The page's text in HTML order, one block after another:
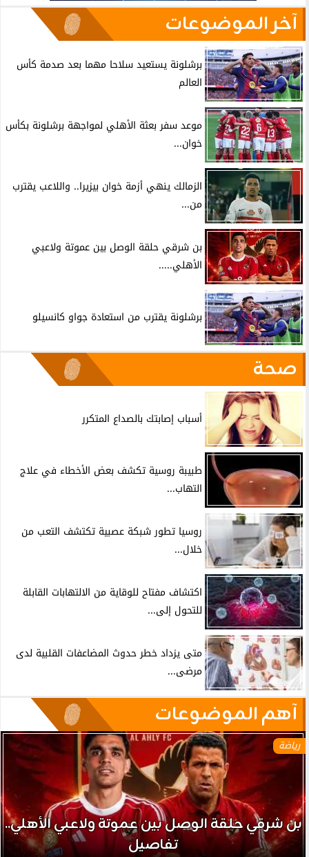
آخر الموضوعات
برشلونة يستعيد سلاحا مهما بعد صدمة كأس
العالم
موعد سفر بعثة الأهلي لمواجهة برشلونة بكأس
خوان...
الزمالك ينهي أزمة خوان بيزيرا.. واللاعب يقترب
من...
بن شرقي حلقة الوصل بين عموتة ولاعبي
الأهلي.....
برشلونة يقترب من استعادة جواو كانسيلو
صحة
أسباب إصابتك بالصداع المتكرر
طبيبة روسية تكشف بعض الأخطاء في علاج
التهاب...
روسيا تطور شبكة عصبية تكتشف التعب من
خلال...
اكتشاف مفتاح للوقاية من الالتهابات القابلة
للتحول إلى...
متى يزداد خطر حدوث المضاعفات القلبية لدى
مرضى...
آهم الموضوعات
رياضة
بن شرقي حلقة الوصل بين عموتة ولاعبي الأهلي..
تفاصيل